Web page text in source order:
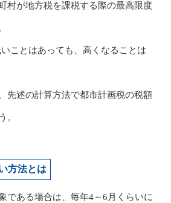
村が地方税を課税する際の最高限度
ことはあっても、高くなることは
先述の計算方法で都市計画税の税額
。
方法とは
である場合は、毎年4～6月くらいに